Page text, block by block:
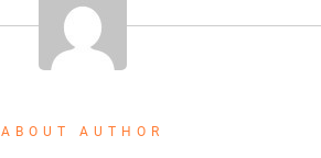
ABOUT AUTHOR